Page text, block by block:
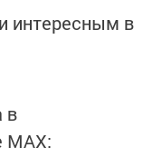
интересным в
в
MАХ: